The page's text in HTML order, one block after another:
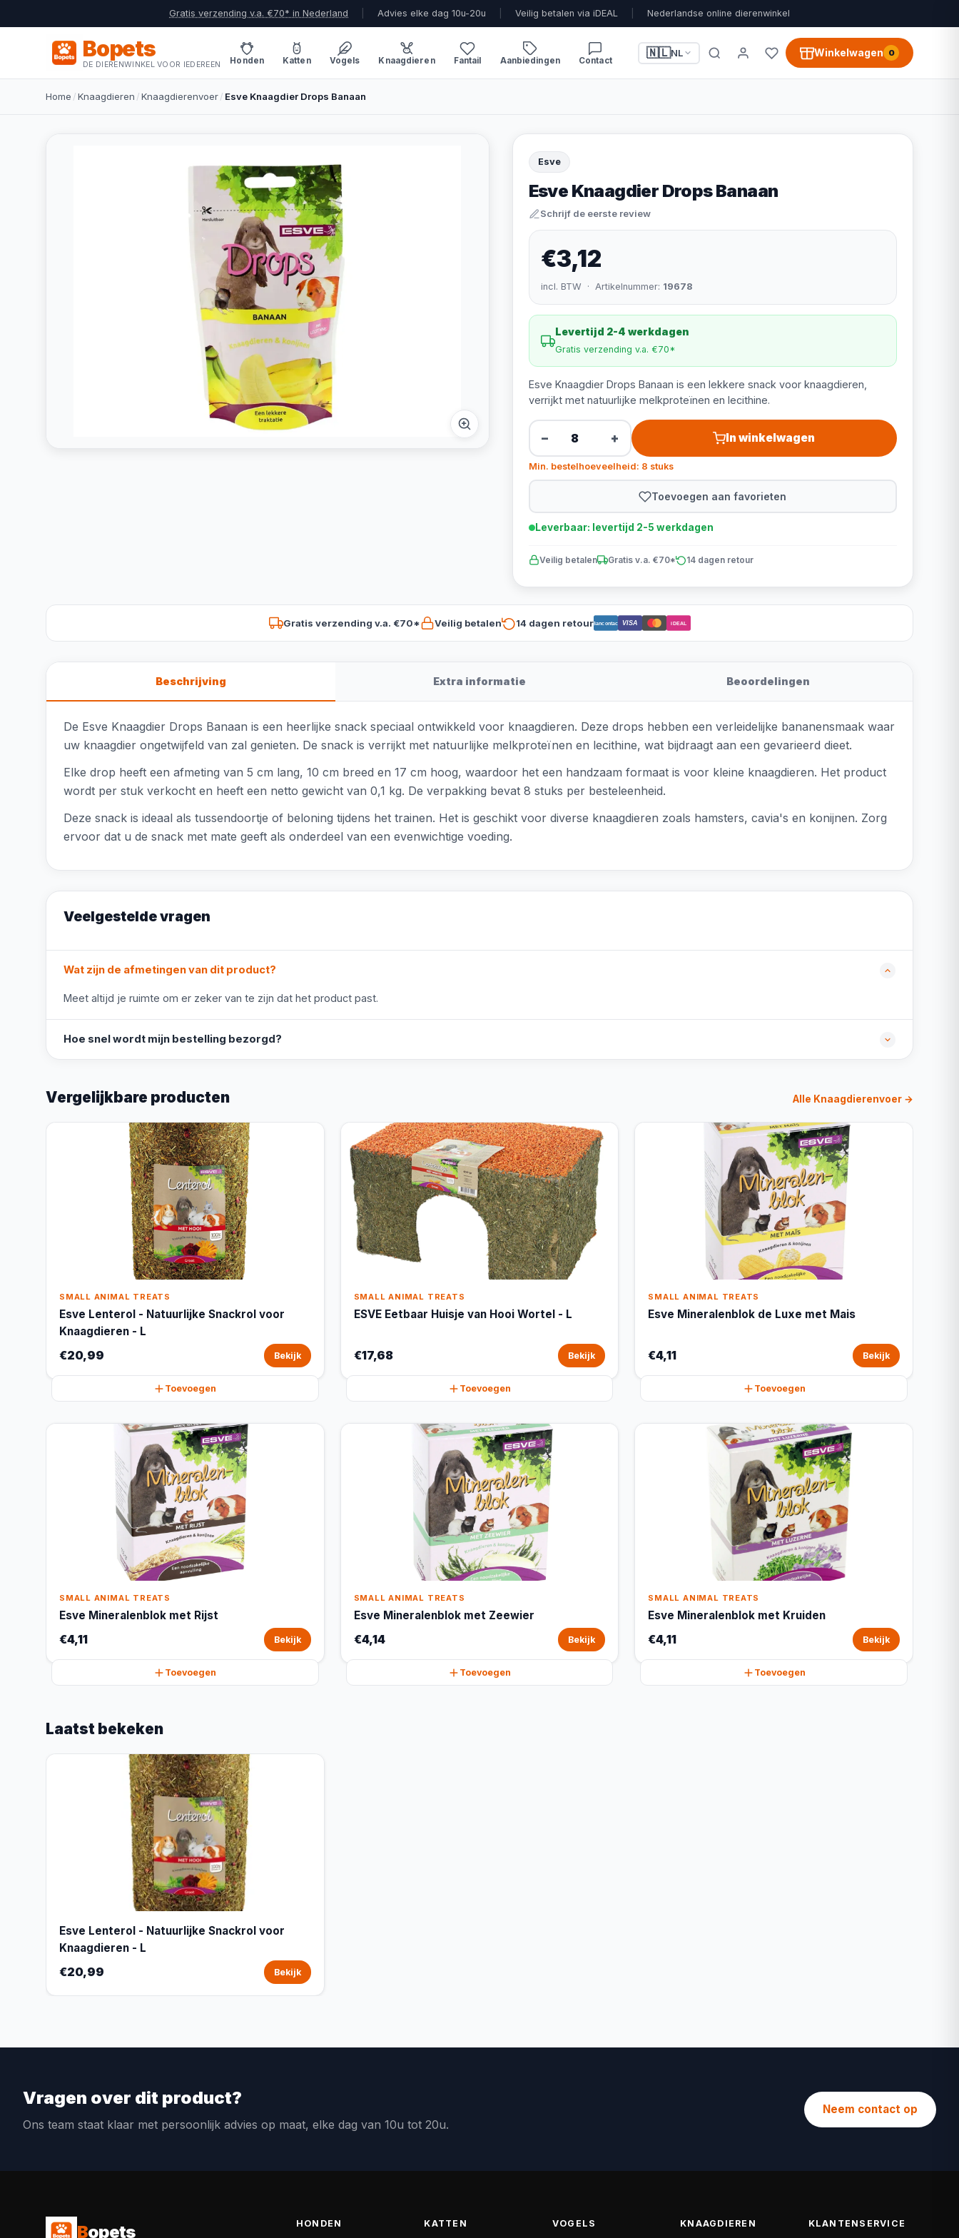
Gratis verzending v.a. €70* in Nederland Advies elke dag 10u-20u Veilig betalen via iDEAL Nederlandse online dierenwinkel
Bopets
DE DIERENWINKEL VOOR IEDEREEN Honden Katten Vogels Knaagdieren Fantail Aanbiedingen Contact
🇳🇱NL Winkelwagen 0
Home /Knaagdieren /Knaagdierenvoer/ Esve Knaagdier Drops Banaan
Esve
Esve Knaagdier Drops Banaan
Schrijf de eerste review
€3,12
incl. BTW · Artikelnummer: 19678
Levertijd 2-4 werkdagen
Gratis verzending v.a. €70*
Esve Knaagdier Drops Banaan is een lekkere snack voor knaagdieren,
verrijkt met natuurlijke melkproteïnen en lecithine.
− + In winkelwagen
Min. bestelhoeveelheid: 8 stuks
Toevoegen aan favorieten
Leverbaar: levertijd 2-5 werkdagen
Veilig betalen Gratis v.a. €70* 14 dagen retour
Gratis verzending v.a. €70* Veilig betalen 14 dagen retourBancontact VISA iDEAL
Beschrijving Extra informatie Beoordelingen
De Esve Knaagdier Drops Banaan is een heerlijke snack speciaal ontwikkeld voor knaagdieren. Deze drops hebben een verleidelijke bananensmaak waar
uw knaagdier ongetwijfeld van zal genieten. De snack is verrijkt met natuurlijke melkproteïnen en lecithine, wat bijdraagt aan een gevarieerd dieet.
Elke drop heeft een afmeting van 5 cm lang, 10 cm breed en 17 cm hoog, waardoor het een handzaam formaat is voor kleine knaagdieren. Het product
wordt per stuk verkocht en heeft een netto gewicht van 0,1 kg. De verpakking bevat 8 stuks per besteleenheid.
Deze snack is ideaal als tussendoortje of beloning tijdens het trainen. Het is geschikt voor diverse knaagdieren zoals hamsters, cavia's en konijnen. Zorg
ervoor dat u de snack met mate geeft als onderdeel van een evenwichtige voeding.
Veelgestelde vragen
Wat zijn de afmetingen van dit product?
Meet altijd je ruimte om er zeker van te zijn dat het product past.
Hoe snel wordt mijn bestelling bezorgd?
Vergelijkbare producten Alle Knaagdierenvoer →
SMALL ANIMAL TREATS
Esve Lenterol - Natuurlijke Snackrol voor
Knaagdieren - L
€20,99 Bekijk
Toevoegen
SMALL ANIMAL TREATS
ESVE Eetbaar Huisje van Hooi Wortel - L
€17,68 Bekijk
Toevoegen
SMALL ANIMAL TREATS
Esve Mineralenblok de Luxe met Mais
€4,11 Bekijk
Toevoegen
SMALL ANIMAL TREATS
Esve Mineralenblok met Rijst
€4,11 Bekijk
Toevoegen
SMALL ANIMAL TREATS
Esve Mineralenblok met Zeewier
€4,14 Bekijk
Toevoegen
SMALL ANIMAL TREATS
Esve Mineralenblok met Kruiden
€4,11 Bekijk
Toevoegen
Laatst bekeken
Esve Lenterol - Natuurlijke Snackrol voor
Knaagdieren - L
€20,99 Bekijk
Vragen over dit product?
Ons team staat klaar met persoonlijk advies op maat, elke dag van 10u tot 20u.
Neem contact op
Bopets HONDEN KATTEN VOGELS KNAAGDIEREN KLANTENSERVICE